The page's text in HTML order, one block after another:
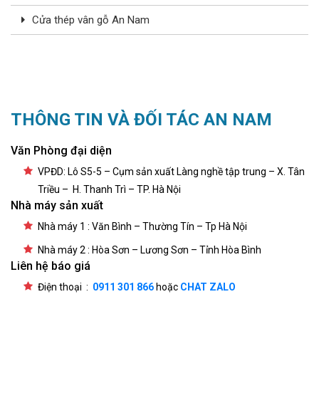
Cửa thép vân gỗ An Nam
THÔNG TIN VÀ ĐỐI TÁC AN NAM
Văn Phòng đại diện
VPĐD: Lô S5-5 – Cụm sản xuất Làng nghề tập trung – X. Tân
Triều – H. Thanh Trì – TP. Hà Nội
Nhà máy sản xuất
Nhà máy 1 : Văn Bình – Thường Tín – Tp Hà Nội
Nhà máy 2 : Hòa Sơn – Lương Sơn – Tỉnh Hòa Bình
Liên hệ báo giá
Điện thoại : 0911 301 866 hoặc CHAT ZALO